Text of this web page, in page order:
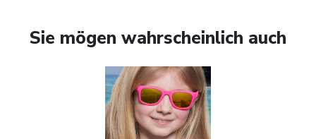
Sie mögen wahrscheinlich auch